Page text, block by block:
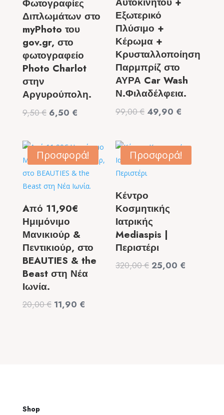
Φωτογραφίες
Διπλωμάτων στο
myPhoto του
gov.gr, στο
φωτογραφείο
Photo Charlot
στην
Αργυρούπολη.
9,50€ Original
9,50 €.
6,50 €
είναι:
6,50 €.
Εξωτερικό
Πλύσιμο +
Κέρωμα +
Κρυσταλλοποίηση
Παρμπρίζ στο
ΑΥΡΑ Car Wash
Ν.Φιλαδέλφεια.
99,00€ Original
99,00 €.
49,90 €
49,90 €.
Προσφορά!
Aπό 11,90€
Ημιμόνιμο
Μανικιούρ &
Πεντικιούρ, στο
BEAUTIES & the
Beast στη Νέα
Ιωνία.
20,00€ Original
11,90 €
Προσφορά!
Κέντρο
Κοσμητικής
Ιατρικής
Mediaspis |
Περιστέρι
320,00€ Original
25,00 €
Shop